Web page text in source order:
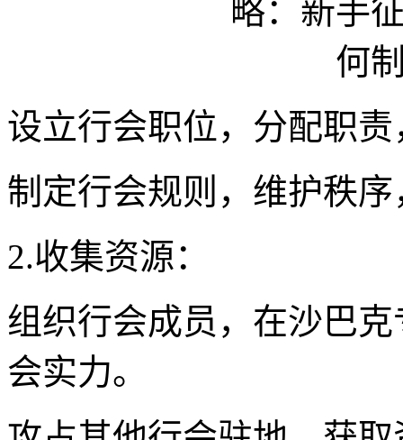
设立行会职位，分配职
制定行会规则，维护秩
2.收集资源：
组织行会成员，在沙巴
会实力。